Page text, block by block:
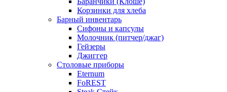
Корзинки для хлеба
Барный инвентарь
Сифоны и капсулы
Молочник (питчер/джаг)
Гейзеры
Джиггер
Столовые приборы
Eternum
FoREST